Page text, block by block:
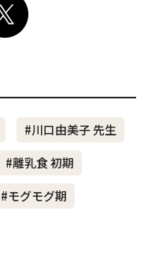
#川口由美子 先生
#離乳食 初期
#モグモグ期